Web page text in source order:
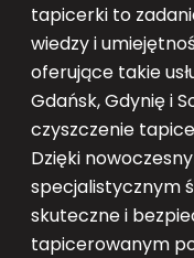
tapicerki to
wiedzy i
oferujące takie
Gdańsk, Gdynię i
czyszczenie
Dzięki
specjalistycznym
skuteczne i
tapicerowanym